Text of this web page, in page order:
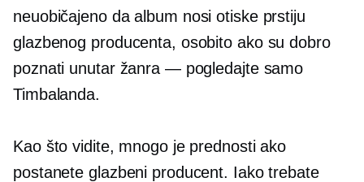
neuobičajeno da album nosi otiske prstiju
glazbenog producenta, osobito ako su dobro
poznati unutar žanra — pogledajte samo
Timbalanda.
Kao što vidite, mnogo je prednosti ako
postanete glazbeni producent. Iako trebate